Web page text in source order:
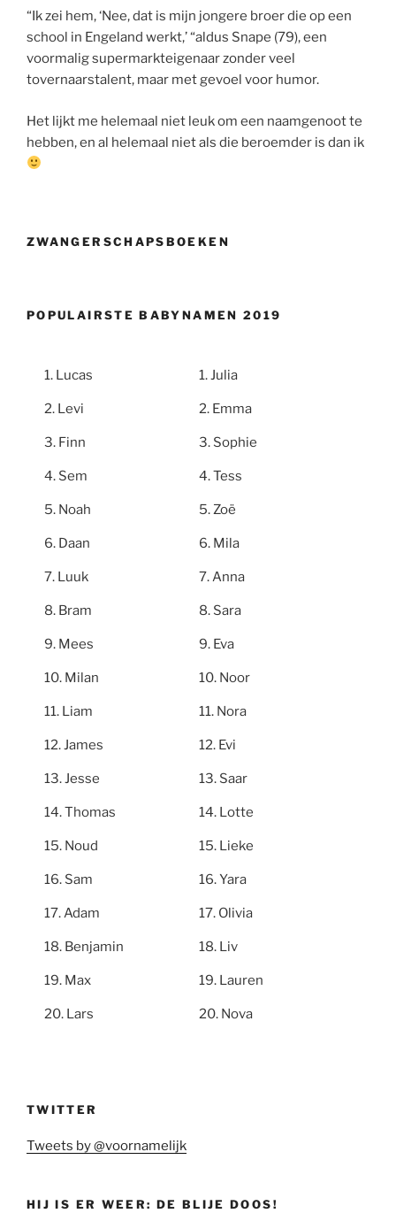
“Ik zei hem, ‘Nee, dat is mijn jongere broer die op een
school in Engeland werkt,’ “aldus Snape (79), een
voormalig supermarkteigenaar zonder veel
tovernaarstalent, maar met gevoel voor humor.
Het lijkt me helemaal niet leuk om een naamgenoot te
hebben, en al helemaal niet als die beroemder is dan ik
ZWANGERSCHAPSBOEKEN
POPULAIRSTE BABYNAMEN 2019
Lucas
Levi
Finn
Sem
Noah
Daan
Luuk
Bram
Mees
Milan
Liam
James
Jesse
Thomas
Noud
Sam
Adam
Benjamin
Max
Lars
Julia
Emma
Sophie
Tess
Zoë
Mila
Anna
Sara
Eva
Noor
Nora
Evi
Saar
Lotte
Lieke
Yara
Olivia
Liv
Lauren
Nova
TWITTER
Tweets by @voornamelijk
HIJ IS ER WEER: DE BLIJE DOOS!